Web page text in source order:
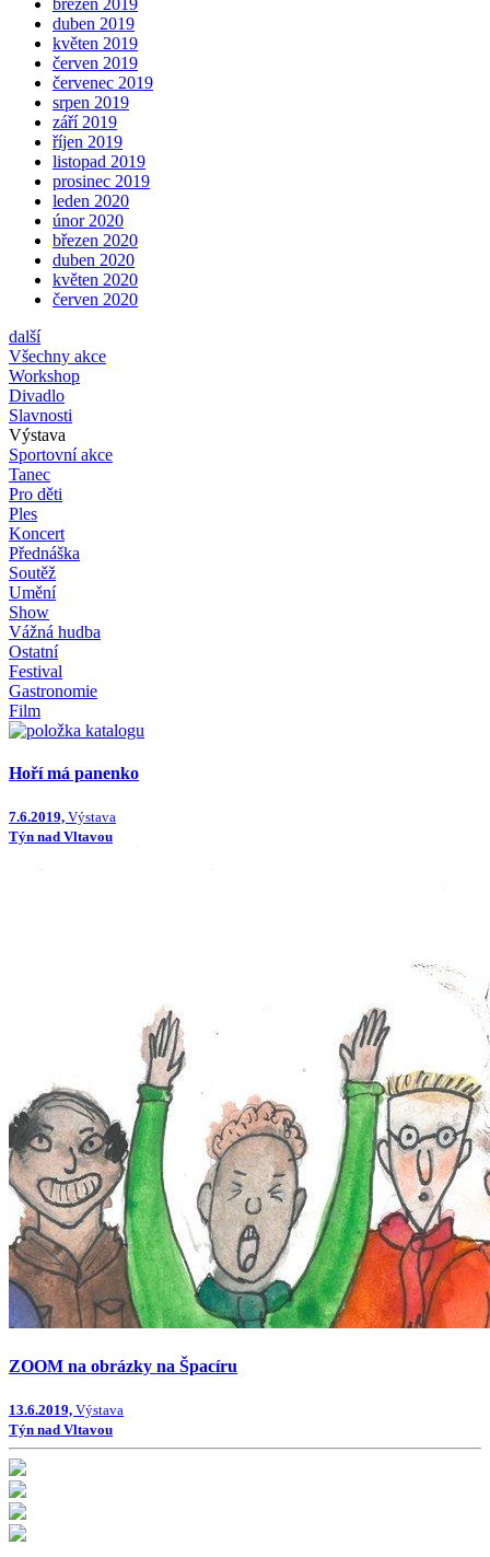
duben 2019
květen 2019
červen 2019
červenec 2019
srpen 2019
září 2019
říjen 2019
listopad 2019
prosinec 2019
leden 2020
únor 2020
březen 2020
duben 2020
květen 2020
červen 2020
další
Všechny akce
Workshop
Divadlo
Slavnosti
Výstava
Sportovní akce
Tanec
Pro děti
Ples
Koncert
Přednáška
Soutěž
Umění
Show
Vážná hudba
Ostatní
Festival
Gastronomie
Film
Hoří má panenko
7.6.2019, Výstava
Týn nad Vltavou
ZOOM na obrázky na Špacíru
13.6.2019, Výstava
Týn nad Vltavou